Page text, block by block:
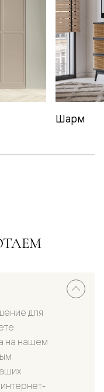
Шарм
для
на нашем